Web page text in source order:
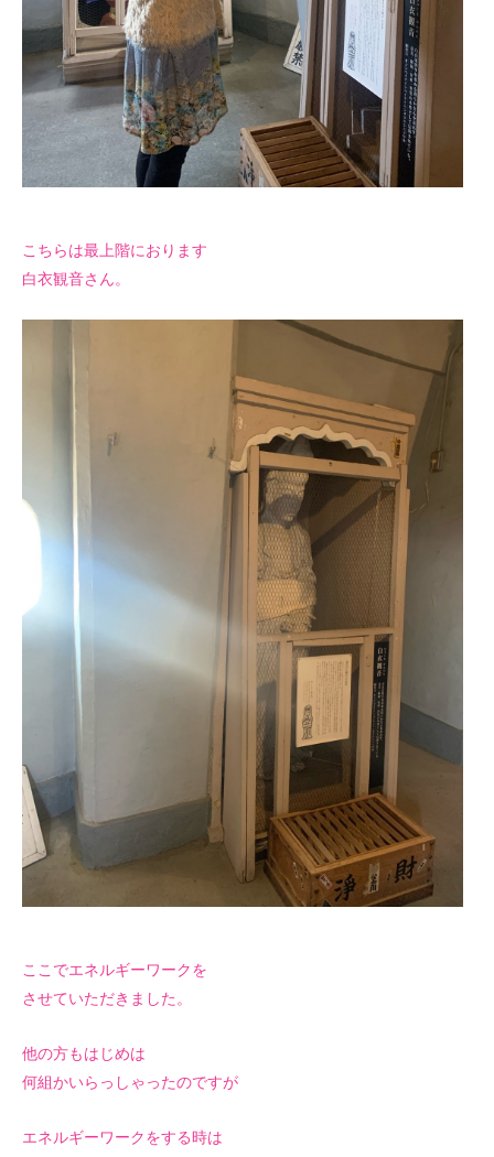
こちらは最上階におります
白衣観音さん。
ここでエネルギーワークを
させていただきました。
他の方もはじめは
何組かいらっしゃったのですが
エネルギーワークをする時は